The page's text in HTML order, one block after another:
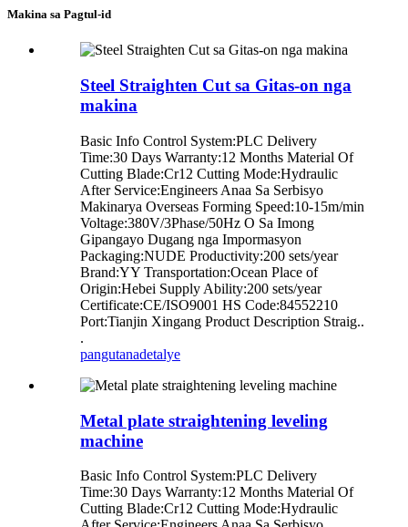
Makina sa Pagtul-id
Steel Straighten Cut sa Gitas-on nga
makina
Basic Info Control System:PLC Delivery
Time:30 Days Warranty:12 Months Material Of
Cutting Blade:Cr12 Cutting Mode:Hydraulic
After Service:Engineers Anaa Sa Serbisyo
Makinarya Overseas Forming Speed:10-15m/min
Voltage:380V/3Phase/50Hz O Sa Imong
Gipangayo Dugang nga Impormasyon
Packaging:NUDE Productivity:200 sets/year
Brand:YY Transportation:Ocean Place of
Origin:Hebei Supply Ability:200 sets/year
Certificate:CE/ISO9001 HS Code:84552210
Port:Tianjin Xingang Product Description Straig..
.
pangutanadetalye
Metal plate straightening leveling
machine
Basic Info Control System:PLC Delivery
Time:30 Days Warranty:12 Months Material Of
Cutting Blade:Cr12 Cutting Mode:Hydraulic